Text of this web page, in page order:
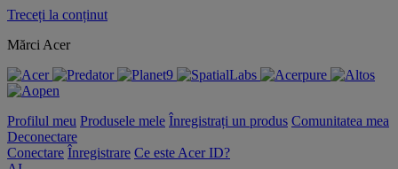
Treceți la conținut
Mărci Acer
Profilul meu Produsele mele Înregistrați un produs Comunitatea mea
Deconectare
Conectare Înregistrare Ce este Acer ID?